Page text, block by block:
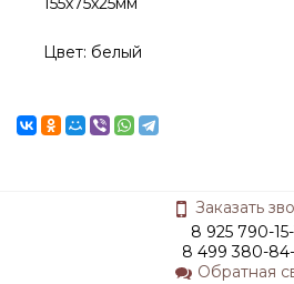
Цвет: белый
Заказать
8 925 790-15-
8 499 380-
Обратная